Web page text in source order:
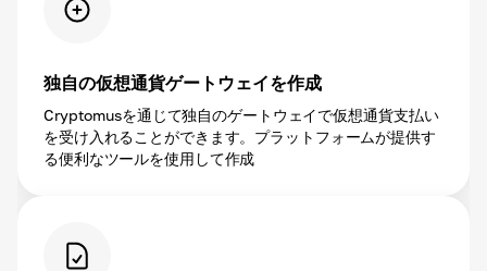
独自の仮想通貨ゲートウェイを作成
Cryptomusを通じて独自のゲートウェイで仮想通貨支払い
を受け入れることができます。プラットフォームが提供す
る便利なツールを使用して作成